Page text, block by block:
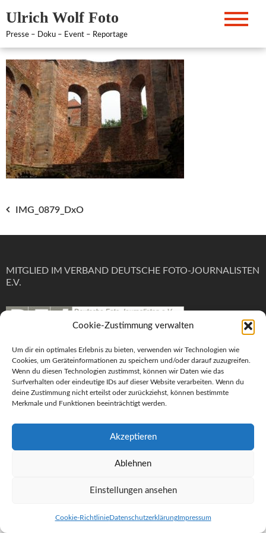
Cookie-Zustimmung verwalten
Um dir ein optimales Erlebnis zu bieten, verwenden wir Technologien wie
Cookies, um Geräteinformationen zu speichern und/oder darauf zuzugreifen.
Wenn du diesen Technologien zustimmst, können wir Daten wie das
Surfverhalten oder eindeutige IDs auf dieser Website verarbeiten. Wenn du
deine Zustimmung nicht erteilst oder zurückziehst, können bestimmte
Merkmale und Funktionen beeinträchtigt werden.
Akzeptieren
Ablehnen
Einstellungen ansehen
Cookie-RichtlinieDatenschutzerklärungImpressum
Inhalt
springen
Ulrich Wolf Foto
Presse – Doku – Event – Reportage
Beitragsnavigation
IMG_0879_DxO
MITGLIED IM VERBAND DEUTSCHE FOTO-JOURNALISTEN
E.V.
Impressum
Datenschutzerklärung
Cookie-Richtlinie (EU)
Anmelden
WordPress Theme :Fotography